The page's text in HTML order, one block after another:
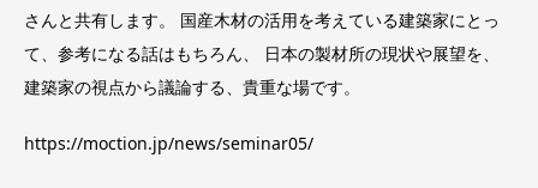
さんと共有します。 国産木材の活用を考えている建築家にとっ
て、参考になる話はもちろん、 日本の製材所の現状や展望を、
建築家の視点から議論する、貴重な場です。
https://moction.jp/news/seminar05/